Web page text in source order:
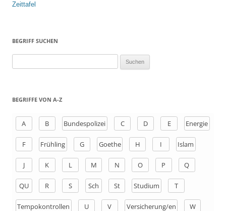
Zeittafel
BEGRIFF SUCHEN
h
BEGRIFFE VON A-Z
A B Bundespolizei C D E Energie
F Frühling G Goethe H I Islam
J K L M N O P Q
QU R S Sch St Studium T
Tempokontrollen U V Versicherung/en W